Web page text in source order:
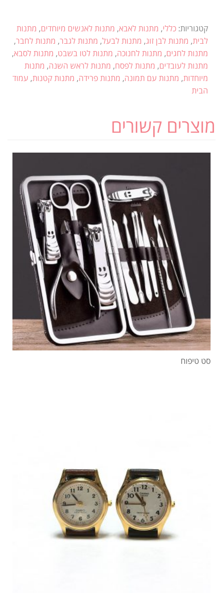
קטגוריות: כללי, מתנות לאבא, מתנות לאנשים מיוחדים, מתנות
לבית, מתנות לבן זוג, מתנות לבעל, מתנות לגבר, מתנות לחבר,
מתנות לחגים, מתנות לחנוכה, מתנות לטו בשבט, מתנות לסבא,
מתנות לעובדים, מתנות לפסח, מתנות לראש השנה, מתנות
מיוחדות, מתנות עם תמונה, מתנות פרידה, מתנות קטנות, עמוד
הבית
מוצרים קשורים
סט טיפוח